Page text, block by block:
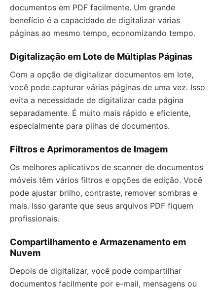
documentos em PDF facilmente. Um grande
benefício é a capacidade de digitalizar várias
páginas ao mesmo tempo, economizando tempo.
Digitalização em Lote de Múltiplas Páginas
Com a opção de digitalizar documentos em lote,
você pode capturar várias páginas de uma vez. Isso
evita a necessidade de digitalizar cada página
separadamente. É muito mais rápido e eficiente,
especialmente para pilhas de documentos.
Filtros e Aprimoramentos de Imagem
Os melhores aplicativos de scanner de documentos
móveis têm vários filtros e opções de edição. Você
pode ajustar brilho, contraste, remover sombras e
mais. Isso garante que seus arquivos PDF fiquem
profissionais.
Compartilhamento e Armazenamento em
Nuvem
Depois de digitalizar, você pode compartilhar
documentos facilmente por e-mail, mensagens ou